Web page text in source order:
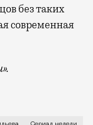
без таких
современная